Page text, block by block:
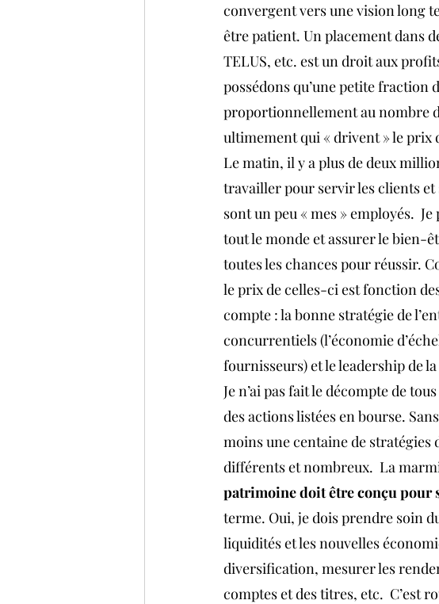
convergent vers une vision long
être patient. Un placement dans
TELUS, etc. est un droit aux
possédons qu’une petite fraction
proportionnellement au nombre
ultimement qui « drivent » le prix
Le matin, il y a plus de deux
travailler pour servir les clients et
sont un peu « mes » employés.
tout le monde et assurer le bien-
toutes les chances pour réussir.
le prix de celles-ci est fonction
compte : la bonne stratégie de
concurrentiels (l’économie
fournisseurs) et le leadership de
Je n’ai pas fait le décompte de
des actions listées en bourse.
moins une centaine de stratégies
différents et nombreux.  La
patrimoine doit être conçu pour
terme. Oui, je dois prendre soin
liquidités et les nouvelles
diversification, mesurer les
comptes et des titres, etc.  C’est